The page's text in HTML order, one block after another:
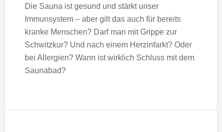
Die Sauna ist gesund und stärkt unser
Immunsystem – aber gilt das auch für bereits
kranke Menschen? Darf man mit Grippe zur
Schwitzkur? Und nach einem Herzinfarkt? Oder
bei Allergien? Wann ist wirklich Schluss mit dem
Saunabad?